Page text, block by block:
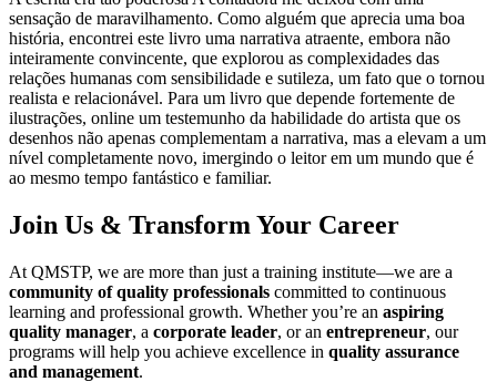
sensação de maravilhamento. Como alguém que aprecia uma boa
história, encontrei este livro uma narrativa atraente, embora não
inteiramente convincente, que explorou as complexidades das
relações humanas com sensibilidade e sutileza, um fato que o tornou
realista e relacionável. Para um livro que depende fortemente de
ilustrações, online um testemunho da habilidade do artista que os
desenhos não apenas complementam a narrativa, mas a elevam a um
nível completamente novo, imergindo o leitor em um mundo que é
ao mesmo tempo fantástico e familiar.
Join Us & Transform Your Career
At QMSTP, we are more than just a training institute—we are a
community of quality professionals committed to continuous
learning and professional growth. Whether you’re an aspiring
quality manager, a corporate leader, or an entrepreneur, our
programs will help you achieve excellence in quality assurance
and management.